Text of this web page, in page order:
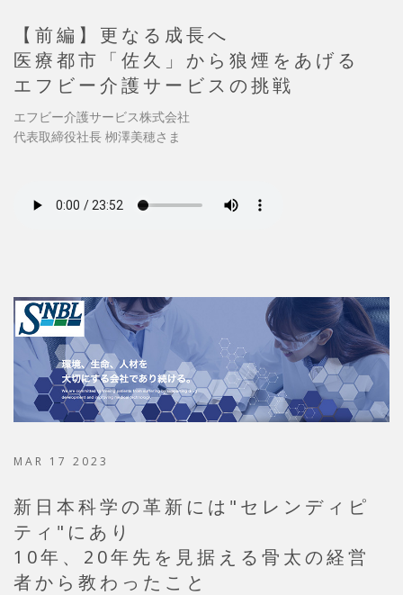
【前編】更なる成長へ
医療都市「佐久」から狼煙をあげる
エフビー介護サービスの挑戦
エフビー介護サービス株式会社
代表取締役社長 栁澤美穂さま
MAR 17 2023
新日本科学の革新には"セレンディピ
ティ"にあり
10年、20年先を見据える骨太の経営
者から教わったこと